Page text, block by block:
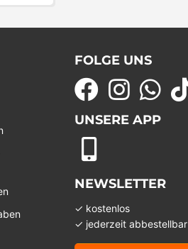
FOLGE UNS
UNSERE APP
NEWSLETTER
✓ kostenlos
✓ jederzeit abbestellbar